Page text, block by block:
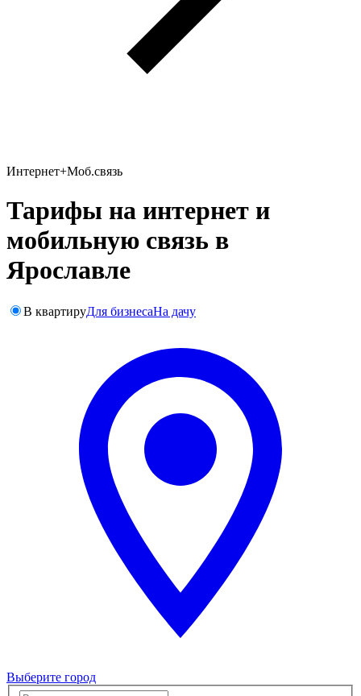
Интернет+Моб.связь
Тарифы на интернет и
мобильную связь в
Ярославле
В квартируДля бизнесаНа дачу
Выберите город